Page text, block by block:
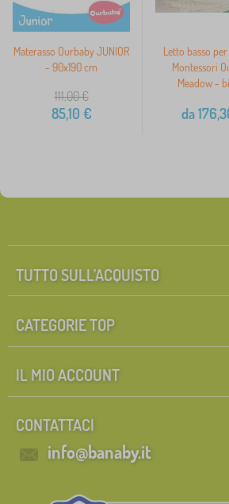
Materasso Ourbaby JUNIOR
- 90x190 cm
111,00€
85,10 €
Letto basso
Montessori
Meadow -
da
TUTTO SULL’ACQUISTO
CATEGORIE TOP
IL MIO ACCOUNT
CONTATTACI
info@banaby.it